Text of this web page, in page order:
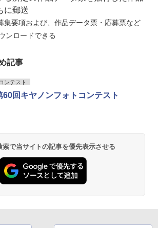
に郵送
集要項および、作品データ票・応募票など
ンロードできる
記事
コンテスト
60回キヤノンフォトコンテスト
で当サイトの記事を優先表示させる